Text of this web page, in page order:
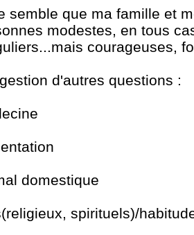
semble que ma famille et
modestes, en tous
courageuses,
d'autres questions :
domestique
spirituels)/